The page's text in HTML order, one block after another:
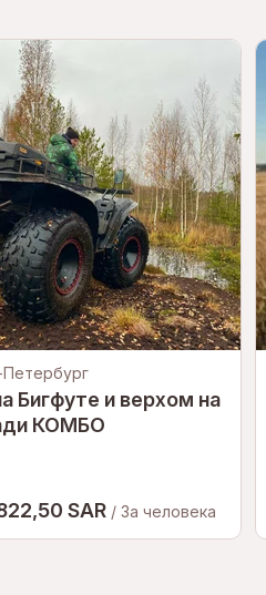
Бигфуте и верхом на
КОМБО
SAR / За человека